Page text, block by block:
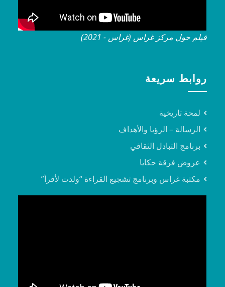
فيلم حول مركز غراس (غراس - 2021)
روابط سريعة
لمحة تاريخية
الرسالة – الرؤيا والأهداف
برنامج التبادل الثقافي
عروض فرقة حكايا
مكتبة غراس وبرنامج تشجيع القراءة “ولدت لأقرأ”